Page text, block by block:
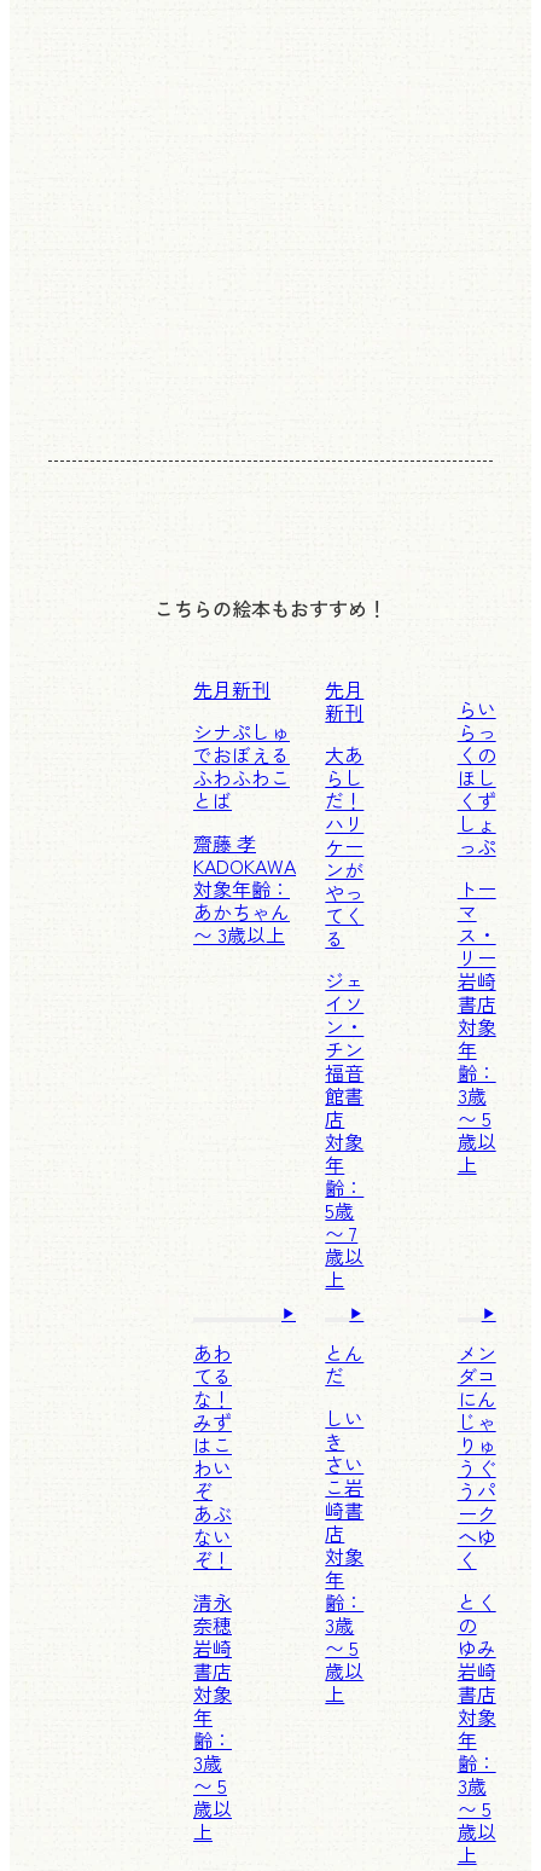
こちらの絵本もおすすめ！
先月新刊
シナぷしゅ
でおぼえる
ふわふわこ
とば
齋藤 孝
KADOKAWA
対象年齢：
あかちゃん
〜 3歳以上
先月
新刊
大あ
らし
だ！
ハリ
ケー
ンが
やっ
てく
る
ジェ
イソ
ン・
チン
福音
館書
店
対象
年
齢：
5歳
〜 7
歳以
上
らい
らっ
くの
ほし
くず
しょ
っぷ
トー
マ
ス・
リー
岩崎
書店
対象
年
齢：
3歳
〜 5
歳以
上
あわ
てる
な！
みず
はこ
わい
ぞ
あぶ
ない
ぞ！
清永
奈穂
岩崎
書店
対象
年
齢：
3歳
〜 5
歳以
上
とん
だ
しい
き
さい
こ岩
崎書
店
対象
年
齢：
3歳
〜 5
歳以
上
メン
ダコ
にん
じゃ
りゅ
うぐ
うパ
ーク
へゆ
く
とく
の
ゆみ
岩崎
書店
対象
年
齢：
3歳
〜 5
歳以
上